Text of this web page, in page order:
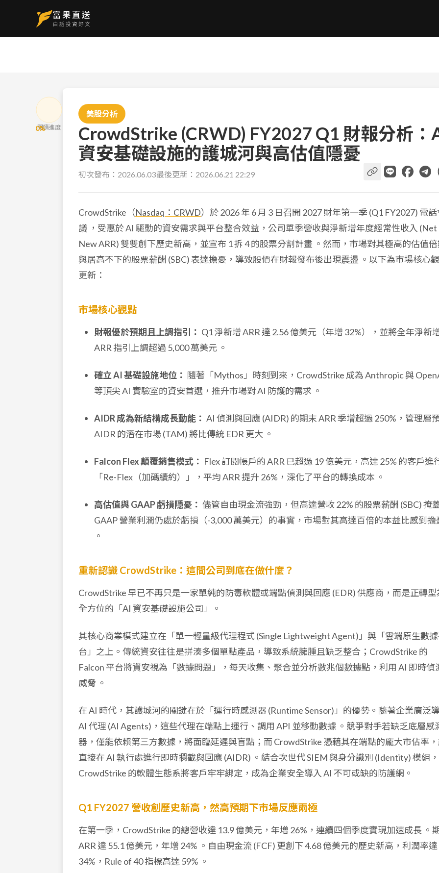
0%
閱讀進度
美股分析
CrowdStrike (CRWD) FY2027 Q1 財報分析：
資安基礎設施的護城河與高估值隱憂
初次發布： 2026.06.03最後更新： 2026.06.21 22:29
CrowdStrike（Nasdaq：CRWD）於 2026 年 6 月 3 日召開 2027 財年第一季 (Q1 FY2027) 電
議 ，受惠於 AI 驅動的資安需求與平台整合效益，公司單季營收與淨新增年度經常性收入 (Net
New ARR) 雙雙創下歷史新高，並宣布 1 拆 4 的股票分割計畫 。然而，市場對其極高的估值
與居高不下的股票薪酬 (SBC) 表達擔憂，導致股價在財報發布後出現震盪 。以下為市場核心
更新：
市場核心觀點
財報優於預期且上調指引： Q1 淨新增 ARR 達 2.56 億美元（年增 32%），並將全年淨新
ARR 指引上調超過 5,000 萬美元 。
確立 AI 基礎設施地位： 隨著「Mythos」時刻到來，CrowdStrike 成為 Anthropic 與
等頂尖 AI 實驗室的資安首選，推升市場對 AI 防護的需求 。
AIDR 成為新結構成長動能： AI 偵測與回應 (AIDR) 的期末 ARR 季增超過 250%，管理層
AIDR 的潛在市場 (TAM) 將比傳統 EDR 更大 。
Falcon Flex 顛覆銷售模式： Flex 訂閱帳戶的 ARR 已超過 19 億美元，高達 25% 的客戶進
「Re-Flex（加碼續約）」，平均 ARR 提升 26%，深化了平台的轉換成本 。
高估值與 GAAP 虧損隱憂： 儘管自由現金流強勁，但高達營收 22% 的股票薪酬 (SBC) 掩
GAAP 營業利潤仍處於虧損（-3,000 萬美元）的事實，市場對其高達百倍的本益比感到擔
。
重新認識 CrowdStrike：這間公司到底在做什麼？
CrowdStrike 早已不再只是一家單純的防毒軟體或端點偵測與回應 (EDR) 供應商，而是正轉型
全方位的「AI 資安基礎設施公司」。
其核心商業模式建立在「單一輕量級代理程式 (Single Lightweight Agent)」與「雲端原生數
台」之上。傳統資安往往是拼湊多個單點產品，導致系統臃腫且缺乏整合；CrowdStrike 的
Falcon 平台將資安視為「數據問題」，每天收集、聚合並分析數兆個數據點，利用 AI 即時偵
威脅 。
在 AI 時代，其護城河的關鍵在於「運行時感測器 (Runtime Sensor)」的優勢。隨著企業廣泛
AI 代理 (AI Agents)，這些代理在端點上運行、調用 API 並移動數據 。競爭對手若缺乏底層感
器，僅能依賴第三方數據，將面臨延遲與盲點；而 CrowdStrike 憑藉其在端點的龐大市佔率
直接在 AI 執行處進行即時攔截與回應 (AIDR) 。結合次世代 SIEM 與身分識別 (Identity) 模組，
CrowdStrike 的軟體生態系將客戶牢牢綁定，成為企業安全導入 AI 不可或缺的防護網。
Q1 FY2027 營收創歷史新高，然高預期下市場反應兩極
在第一季，CrowdStrike 的總營收達 13.9 億美元，年增 26%，連續四個季度實現加速成長 。
ARR 達 55.1 億美元，年增 24% 。自由現金流 (FCF) 更創下 4.68 億美元的歷史新高，利潤率達
34%，Rule of 40 指標高達 59% 。